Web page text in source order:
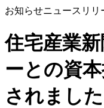
お知らせニュースリリ
住宅産業
ーとの資
されました